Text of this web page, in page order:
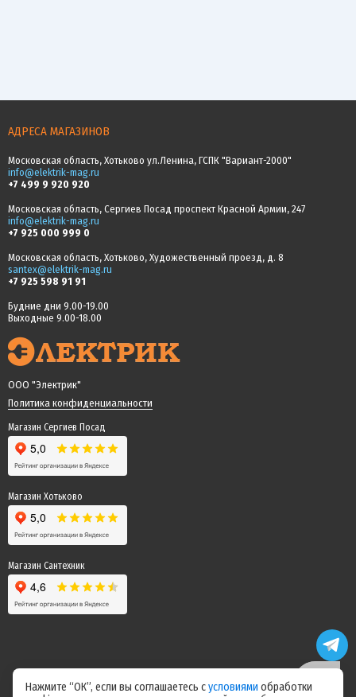
АДРЕСА МАГАЗИНОВ
Московская область, Хотьково ул.Ленина, ГСПК "Вариант-2000"
info@elektrik-mag.ru
+7 499 9 920 920
Московская область, Сергиев Посад проспект Красной Армии, 247
info@elektrik-mag.ru
+7 925 000 999 0
Московская область, Хотьково, Художественный проезд, д. 8
santex@elektrik-mag.ru
+7 925 598 91 91
Будние дни 9.00-19.00
Выходные 9.00-18.00
ООО "Электрик"
Политика конфиденциальности
Магазин Сергиев Посад
Магазин Хотьково
Магазин Сантехник
Нажмите “ОК”, если вы соглашаетесь сусловиями обработки